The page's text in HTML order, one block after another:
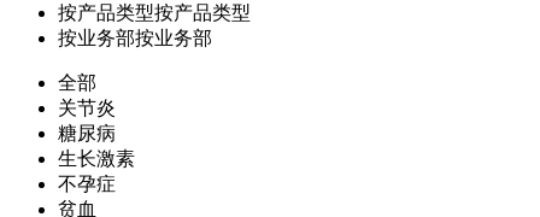
按产品类型按产品类型
按业务部按业务部
全部
关节炎
糖尿病
生长激素
不孕症
贫血